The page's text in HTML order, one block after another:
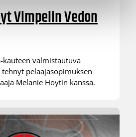
Vimpelin Vedon
kauteen valmistautuva
pelaajasopimuksen
Melanie Hoytin kanssa.